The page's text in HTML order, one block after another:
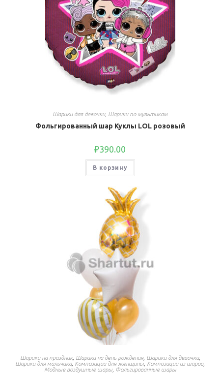
Шарики для девочки, Шарики по мультикам
Фольгированный шар Куклы LOL розовый
₽390.00
В корзину
Шарики на праздник, Шарики на день рождения, Шарики для девочки,
Шарики для мальчика, Композиции для женщины Композиции из шаров,
Модные воздушные шары, Фольгированные шары